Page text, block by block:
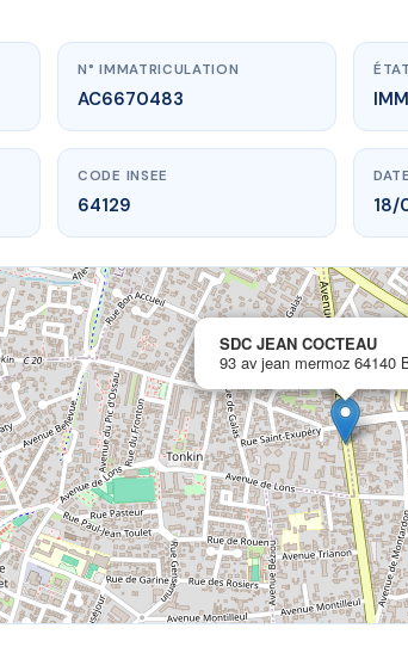
www.vme.plus/AC6670483
SDC JEAN COCTEAU
93 av jean mermoz64140 BILLERE
N° IMMATRICULATION
AC6670483
ÉTAT
CODE INSEE
64129 18/
SDC JEAN COCTEAU
93 av jean mermoz 64140